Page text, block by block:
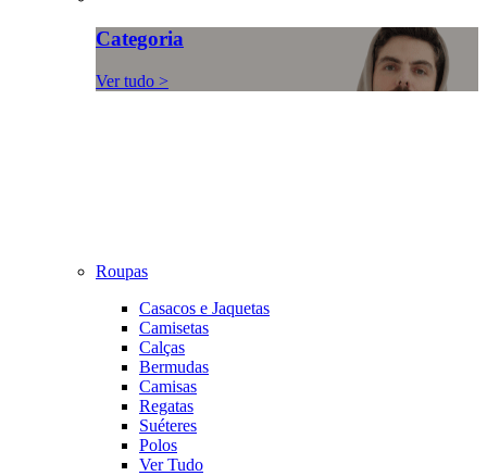
Categoria
Ver tudo >
Roupas
Casacos e Jaquetas
Camisetas
Calças
Bermudas
Camisas
Regatas
Suéteres
Polos
Ver Tudo